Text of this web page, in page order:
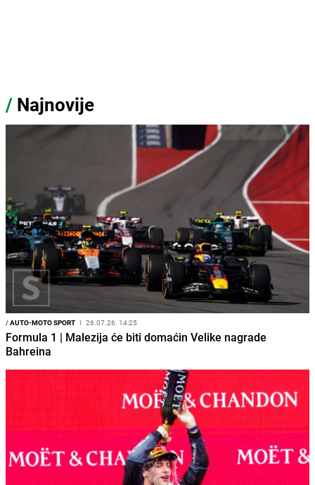
/ Najnovije
/AUTO-MOTO SPORT I 26.07.26. 14:25
Formula 1 | Malezija će biti domaćin Velike nagrade
Bahreina